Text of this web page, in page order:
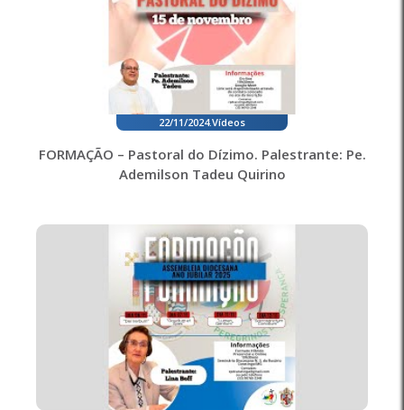
22/11/2024.Vídeos
FORMAÇÃO – Pastoral do Dízimo. Palestrante: Pe.
Ademilson Tadeu Quirino